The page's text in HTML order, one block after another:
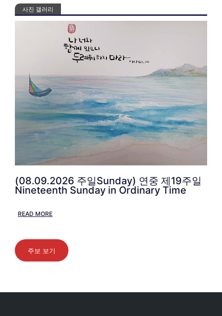
사진 갤러리
(08.09.2026 주일Sunday) 연중 제19주일
Nineteenth Sunday in Ordinary Time
READ MORE
주보 보기